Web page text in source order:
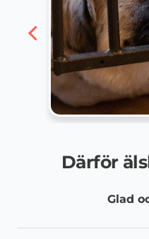
Därför
Glad